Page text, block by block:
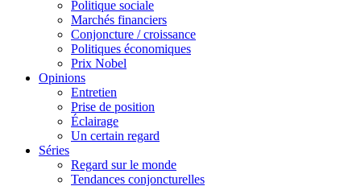
Politique sociale
Marchés financiers
Conjoncture / croissance
Politiques économiques
Prix Nobel
Opinions
Entretien
Prise de position
Éclairage
Un certain regard
Séries
Regard sur le monde
Tendances conjoncturelles